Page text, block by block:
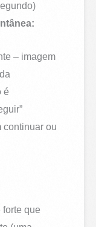
– imagem
é
continuar ou
que